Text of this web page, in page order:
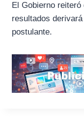
El Gobierno
resultados
postulante.